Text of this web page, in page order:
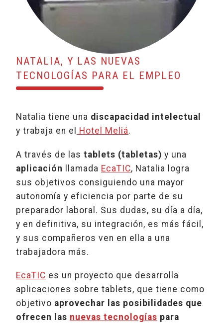
NATALIA, Y LAS NUEVAS
TECNOLOGÍAS PARA EL EMPLEO
Natalia tiene una discapacidad intelectual
y trabaja en el
Hotel Meliá.
A través de las tablets (tabletas) y una
aplicación llamada EcaTIC, Natalia logra
sus objetivos consiguiendo una mayor
autonomía y eficiencia por parte de su
preparador laboral. Sus dudas, su día a día,
y en definitiva, su integración, es más fácil,
y sus compañeros ven en ella a una
trabajadora más.
EcaTIC es un proyecto que desarrolla
aplicaciones sobre tablets, que tiene como
objetivo aprovechar las posibilidades que
ofrecen las nuevas tecnologías para